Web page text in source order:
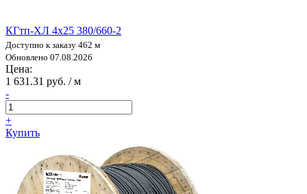
КГтп-ХЛ 4х25 380/660-2
Доступно к заказу 462 м
Обновлено 07.08.2026
Цена:
1 631.31 руб. / м
-
+
Купить